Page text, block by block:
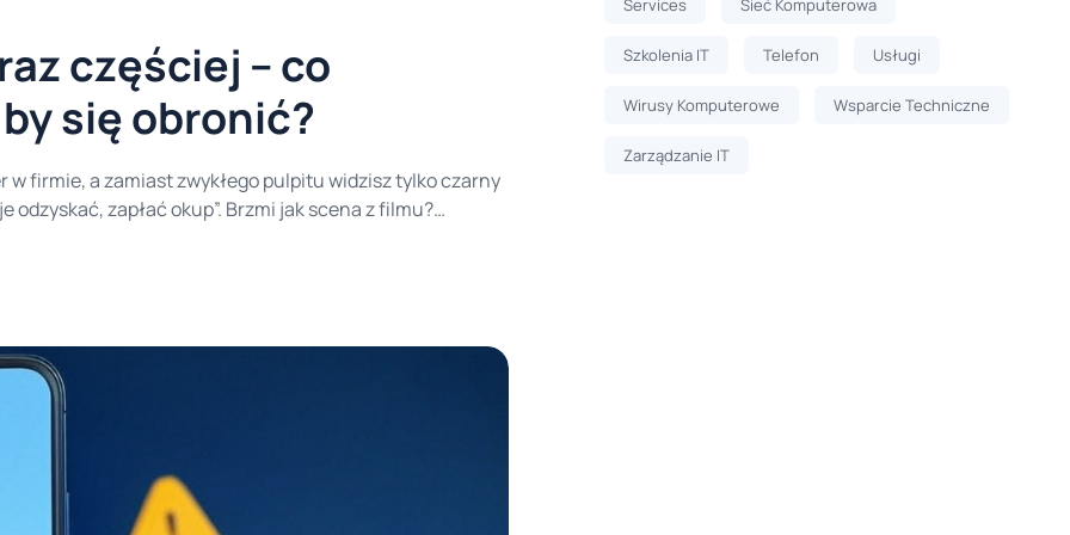
częściej – co
się obronić?
w firmie, a zamiast zwykłego pulpitu widzisz tylko czarny
odzyskać, zapłać okup”. Brzmi jak scena z filmu?
Services Sieć Komputerowa
Szkolenia IT Telefon Usługi
Wirusy Komputerowe Wsparcie Techniczne
Zarządzanie IT